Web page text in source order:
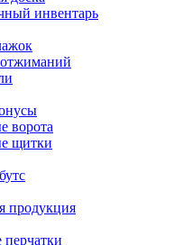
инвентарь
ворота
щитки
продукция
перчатки